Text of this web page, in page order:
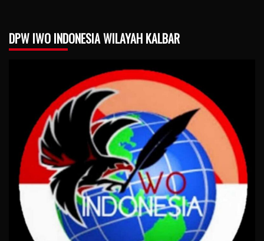
DPW IWO INDONESIA WILAYAH KALBAR